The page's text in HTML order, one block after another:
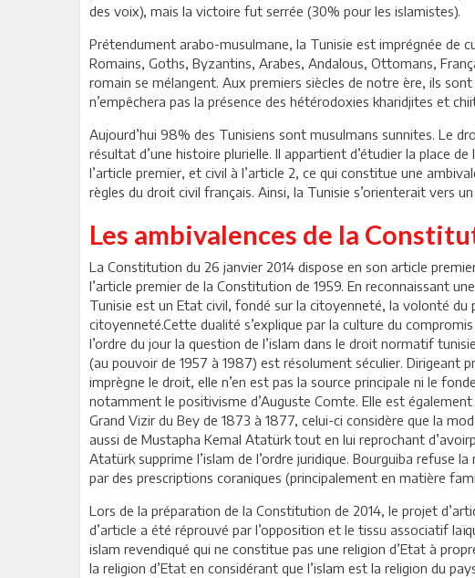
des voix), mais la victoire fut serrée (30% pour les islamistes).
Prétendument arabo-musulmane, la Tunisie est imprégnée de
Romains, Goths, Byzantins, Arabes, Andalous, Ottomans,
romain se mélangent. Aux premiers siècles de notre ère, ils
n’empêchera pas la présence des hétérodoxies kharidjites et
Aujourd’hui 98% des Tunisiens sont musulmans sunnites. Le
résultat d’une histoire plurielle. Il appartient d’étudier la place
l’article premier, et civil à l’article 2, ce qui constitue une
règles du droit civil français. Ainsi, la Tunisie s’orienterait vers
Les ambivalences de la
La Constitution du 26 janvier 2014 dispose en son article
l’article premier de la Constitution de 1959. En reconnaissant
Tunisie est un Etat civil, fondé sur la citoyenneté, la volonté du
citoyenneté.Cette dualité s’explique par la culture du
l’ordre du jour la question de l’islam dans le droit normatif
(au pouvoir de 1957 à 1987) est résolument séculier. Dirigeant
imprègne le droit, elle n’en est pas la source principale ni le
notamment le positivisme d’Auguste Comte. Elle est
Grand Vizir du Bey de 1873 à 1877, celui-ci considère que la
aussi de Mustapha Kemal Atatürk tout en lui reprochant
Atatürk supprime l’islam de l’ordre juridique. Bourguiba refuse
par des prescriptions coraniques (principalement en matière
Lors de la préparation de la Constitution de 2014, le projet
d’article a été réprouvé par l’opposition et le tissu associatif
islam revendiqué qui ne constitue pas une religion d’Etat à
la religion d’Etat en considérant que l’islam est la religion du